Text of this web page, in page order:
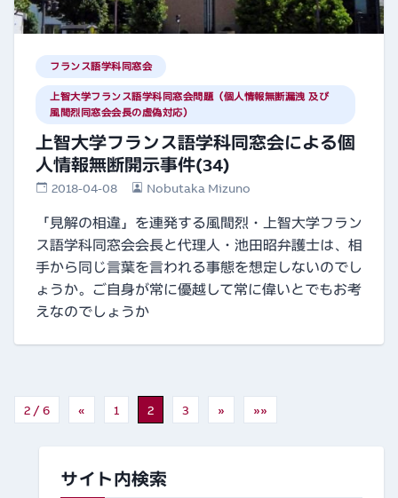
フランス語学科同窓会
上智大学フランス語学科同窓会問題（個人情報無断漏洩 及び
風間烈同窓会会長の虚偽対応）
上智大学フランス語学科同窓会による個
人情報無断開示事件(34)
2018-04-08 Nobutaka Mizuno
「見解の相違」を連発する風間烈・上智大学フラン
ス語学科同窓会会長と代理人・池田昭弁護士は、相
手から同じ言葉を言われる事態を想定しないのでし
ょうか。ご自身が常に優越して常に偉いとでもお考
えなのでしょうか
2 / 6 « 1 2 3 » »»
サイト内検索